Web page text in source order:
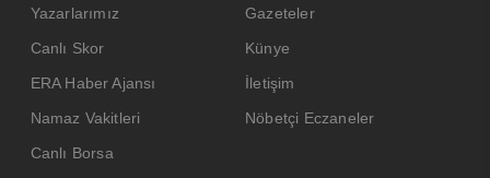
Yazarlarımız
Gazeteler
Canlı Skor
Künye
ERA Haber Ajansı
İletişim
Namaz Vakitleri
Nöbetçi Eczaneler
Canlı Borsa